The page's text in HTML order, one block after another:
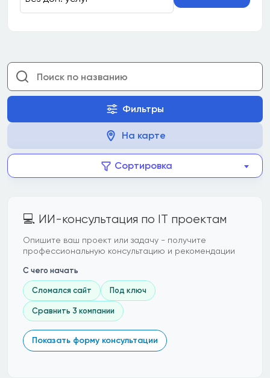
Фильтры
На карте
Сортировка
💻 ИИ-консультация по IT проектам
Опишите ваш проект или задачу - получите
профессиональную консультацию и рекомендации
С чего начать
Сломался сайт Под ключ
Сравнить 3 компании
Показать форму консультации